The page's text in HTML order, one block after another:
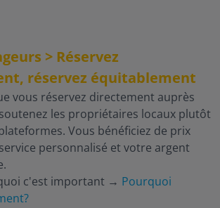
> Réservez
réservez équitablement
vous réservez directement auprès
les propriétaires locaux plutôt
Vous bénéficiez de prix
personnalisé et votre argent
c'est important → Pourquoi